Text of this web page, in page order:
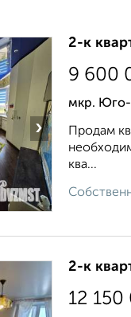
›
2-к
9 600
мкр. Юго-
Продам
ква...
2-к
12 150